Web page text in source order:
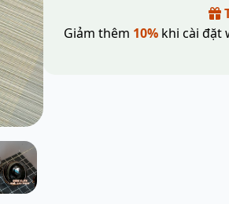
Giảm thêm 10% khi cài đặt